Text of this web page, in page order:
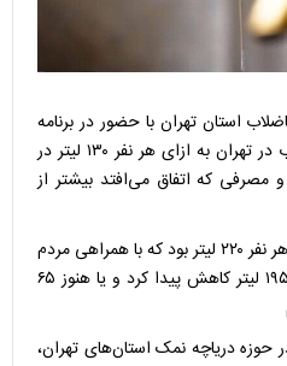
استان تهران با حضور در برنامه
شبکه خبر گفت: الگوی مصرف آب در تهران به ازای هر نفر ۱۳۰ لیتر در
که اتفاق می‌افتد بیشتر از
وی افزود: در تهران مصرف برای هر نفر ۲۲۰ لیتر بود که با همراهی مردم
در سال گذشته این عدد به رقم ۱۹۵ لیتر کاهش پیدا کرد و یا هنوز ۶۵
حوزه دریاچه نمک استان‌های تهران،